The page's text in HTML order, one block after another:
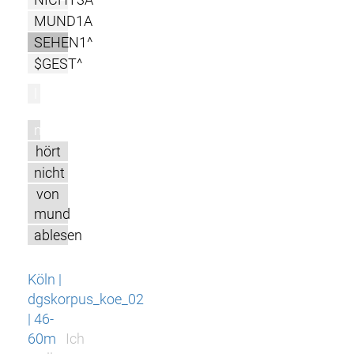
MUND1A
SEHEN1^
$GEST^
m
hört
nicht
von
mund
ablesen
Köln |
dgskorpus_koe_02
| 46-
60m
Ich